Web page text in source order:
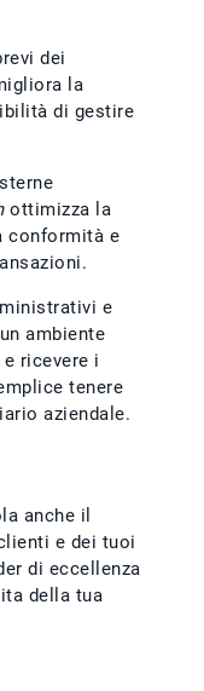
dei
la
di gestire
ottimizza la
conformità e
e
ambiente
ricevere i
tenere
aziendale.
anche il
e dei tuoi
di eccellenza
della tua